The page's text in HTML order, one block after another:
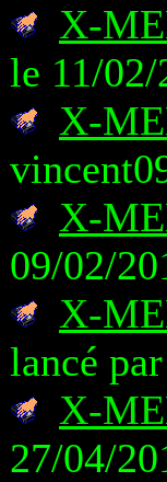
X-
le 11/02/
X-
X-
09/02/
X-
lancé
X-
27/04/